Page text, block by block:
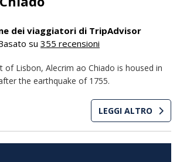
dei viaggiatori di TripAdvisor
su 355 recensioni
of Lisbon, Alecrim ao Chiado is housed in
the earthquake of 1755.
LEGGI ALTRO